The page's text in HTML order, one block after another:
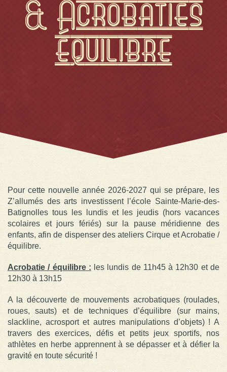
& Acrobaties
équilibre
Pour cette nouvelle année 2026-2027 qui se prépare, les
Z’allumés des arts investissent l’école Sainte-Marie-des-
Batignolles tous les lundis et les jeudis (hors vacances
scolaires et jours fériés) sur la pause méridienne des
enfants, afin de dispenser des ateliers Cirque et Acrobatie /
équilibre.
Acrobatie / équilibre : les lundis de 11h45 à 12h30 et de
12h30 à 13h15
A la découverte de mouvements acrobatiques (roulades,
roues, sauts) et de techniques d’équilibre (sur mains,
slackline, acrosport et autres manipulations d’objets) ! A
travers des exercices, défis et petits jeux sportifs, nos
athlètes en herbe apprennent à se dépasser et à défier la
gravité en toute sécurité !